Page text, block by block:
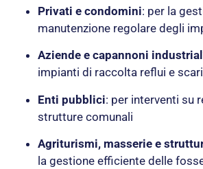
Privati e condomini: per la
manutenzione regolare degli
Aziende e capannoni
impianti di raccolta reflui e
Enti pubblici: per interventi su
strutture comunali
Agriturismi, masserie e
la gestione efficiente delle